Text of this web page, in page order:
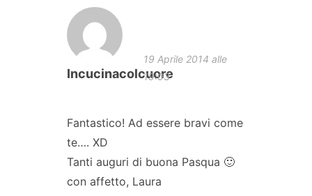
Incucinacolcuore
19 Aprile 2014 alle
19:03
Fantastico! Ad essere bravi come
te…. XD
Tanti auguri di buona Pasqua 🙂
con affetto, Laura